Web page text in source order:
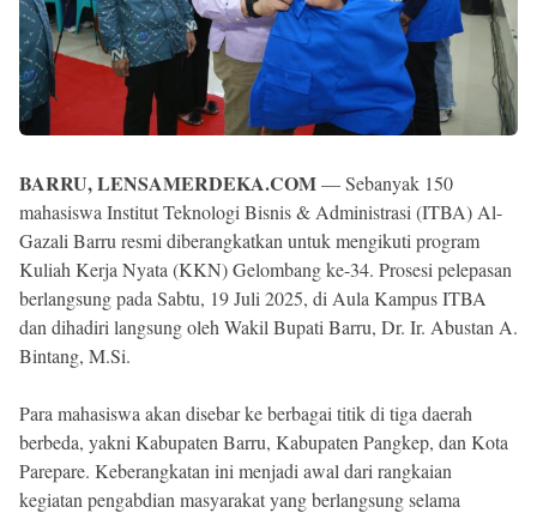
BARRU, LENSAMERDEKA.COM— Sebanyak 150
mahasiswa Institut Teknologi Bisnis & Administrasi (ITBA) Al-
Gazali Barru resmi diberangkatkan untuk mengikuti program
Kuliah Kerja Nyata (KKN) Gelombang ke-34. Prosesi pelepasan
berlangsung pada Sabtu, 19 Juli 2025, di Aula Kampus ITBA
dan dihadiri langsung oleh Wakil Bupati Barru, Dr. Ir. Abustan A.
Bintang, M.Si.
Para mahasiswa akan disebar ke berbagai titik di tiga daerah
berbeda, yakni Kabupaten Barru, Kabupaten Pangkep, dan Kota
Parepare. Keberangkatan ini menjadi awal dari rangkaian
kegiatan pengabdian masyarakat yang berlangsung selama